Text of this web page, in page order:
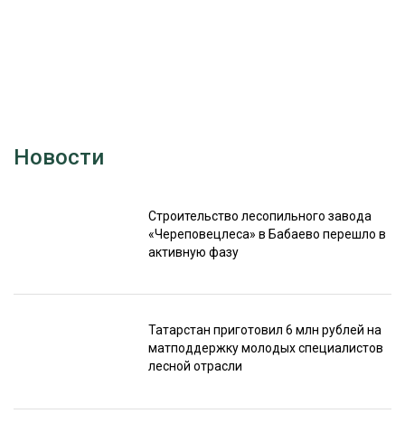
Новости
Строительство лесопильного завода
«Череповецлеса» в Бабаево перешло в
активную фазу
Татарстан приготовил 6 млн рублей на
матподдержку молодых специалистов
лесной отрасли